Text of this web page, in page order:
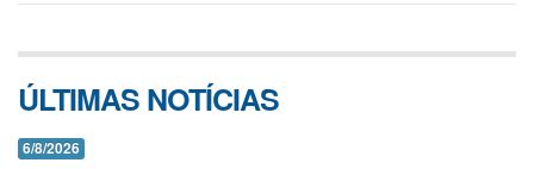
ÚLTIMAS NOTÍCIAS
6/8/2026